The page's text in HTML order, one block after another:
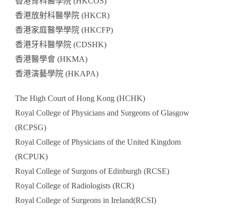
香港放射科醫學院 (HKCR)
香港家庭醫學學院 (HKCFP)
香港牙科醫學院 (CDSHK)
香港醫學會 (HKMA)
香港演藝學院 (HKAPA)
The High Court of Hong Kong (HCHK)
Royal College of Physicians and Surgeons of Glasgow
(RCPSG)
Royal College of Physicians of the United Kingdom
(RCPUK)
Royal College of Surgons of Edinburgh (RCSE)
Royal College of Radiologists (RCR)
Royal College of Surgeons in Ireland(RCSI)